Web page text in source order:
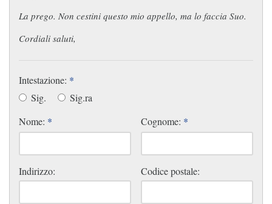
La prego. Non cestini questo mio appello, ma lo faccia Suo.
Cordiali saluti,
Intestazione: *
Sig.
Sig.ra
Nome: * Cognome: *
Indirizzo: Codice postale: